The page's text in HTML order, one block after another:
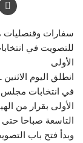
سفارات وقنصليات
الأولى
الأولى بقرار من
التاسعة صباحا
وبدأ فتح باب